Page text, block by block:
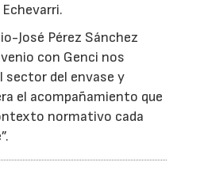
José Pérez Sánchez
con Genci nos
sector del envase y
el acompañamiento que
normativo cada